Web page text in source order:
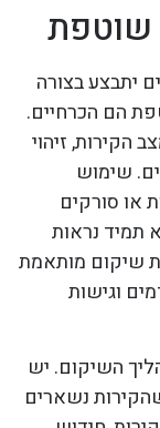
שוטפת
יתבצע בצורה
הם הכרחיים.
הקירות, זיהוי
שימוש
או סורקים
תמיד נראות
שיקום מותאמת
וגישות
השיקום. יש
נשארים